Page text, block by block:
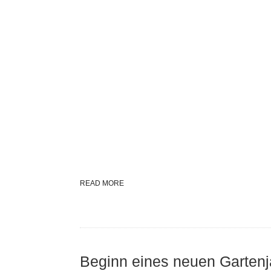
READ MORE
Beginn eines neuen